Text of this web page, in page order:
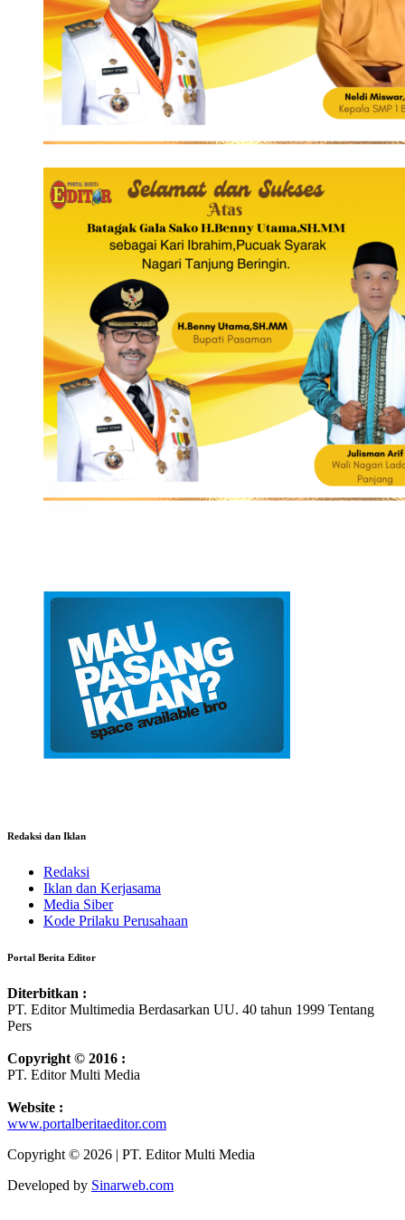
Redaksi dan Iklan
Redaksi
Iklan dan Kerjasama
Media Siber
Kode Prilaku Perusahaan
Portal Berita Editor
Diterbitkan :
PT. Editor Multimedia Berdasarkan UU. 40 tahun 1999 Tentang
Pers
Copyright © 2016 :
PT. Editor Multi Media
Website :
www.portalberitaeditor.com
Copyright © 2026 | PT. Editor Multi Media
Developed by Sinarweb.com